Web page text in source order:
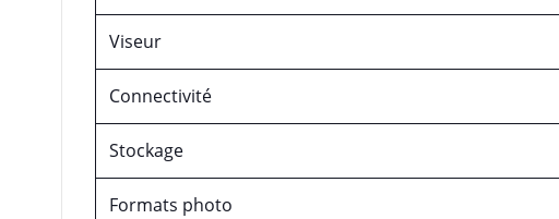
Viseur
Connectivité
Stockage
Formats photo